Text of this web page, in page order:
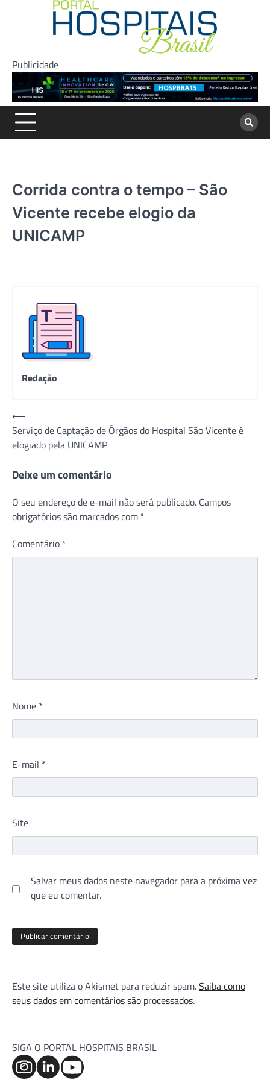
Publicidade
Corrida contra o tempo – São
Vicente recebe elogio da
UNICAMP
Redação
Navegação
de
Post
⟵
Serviço de Captação de Órgãos do Hospital São Vicente é
elogiado pela UNICAMP
Deixe um comentário
O seu endereço de e-mail não será publicado. Campos
obrigatórios são marcados com *
Comentário *
Nome *
E-mail *
Site
Salvar meus dados neste navegador para a próxima vez
que eu comentar.
Este site utiliza o Akismet para reduzir spam.Saiba como
seus dados em comentários são processados.
SIGA O PORTAL HOSPITAIS BRASIL